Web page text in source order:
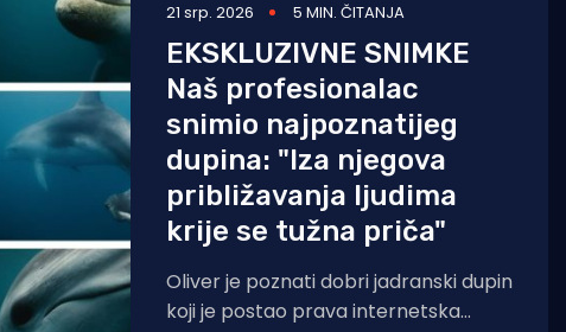
21 srp. 2026 5 MIN. ČITANJA
EKSKLUZIVNE SNIMKE
Naš profesionalac
snimio najpoznatijeg
dupina: "Iza njegova
približavanja ljudima
krije se tužna priča"
Oliver je poznati dobri jadranski dupin
koji je postao prava internetska